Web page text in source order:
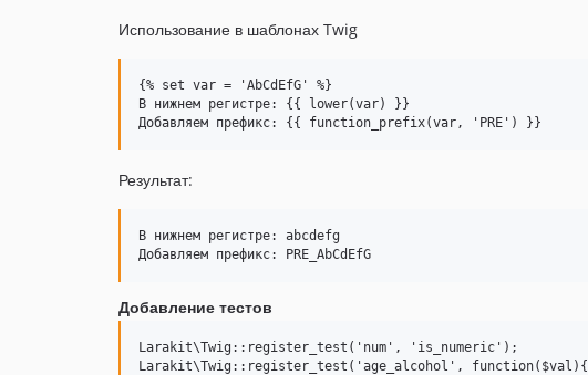
Использование в шаблонах Twig
{% set var = 'AbCdEfG' %}
В нижнем регистре: {{ lower(var) }}
Результат:
В нижнем регистре: abcdefg
Добавление тестов
Larakit\Twig::register_test('num', 'is_numeric');
Larakit\Twig::register_test('age_alcohol', function($val){